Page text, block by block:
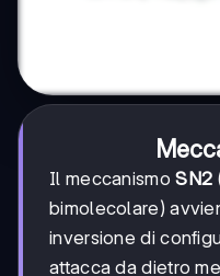
Il meccanismoSN2
bimolecolare)
inversione di
attacca da dietro